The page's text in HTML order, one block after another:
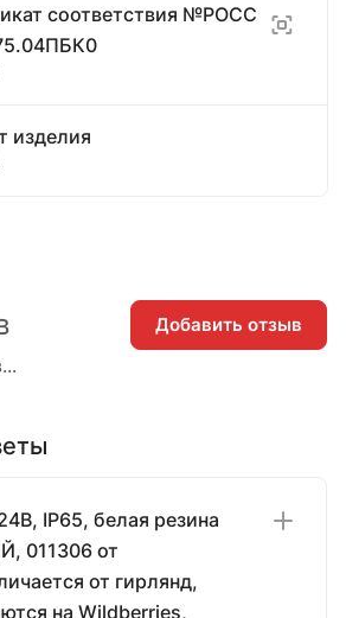
соответствия №РОСС
изделия
Добавить отзыв
IP65, белая резина
011306 от
от гирлянд,
на Wildberries,